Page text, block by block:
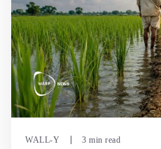
WALL-Y 3 min read